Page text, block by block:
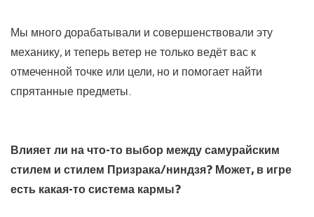
Мы много дорабатывали и совершенствовали эту
механику, и теперь ветер не только ведёт вас к
отмеченной точке или цели, но и помогает найти
спрятанные предметы.
Влияет ли на что-то выбор между самурайским
стилем и стилем Призрака/ниндзя? Может, в игре
есть какая-то система кармы?